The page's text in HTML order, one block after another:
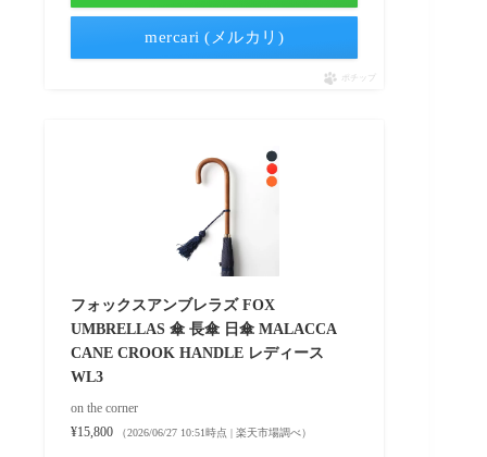
mercari (メルカリ)
ポチップ
フォックスアンブレラズ FOX
UMBRELLAS 傘 長傘 日傘 MALACCA
CANE CROOK HANDLE レディース
WL3
on the corner
¥15,800
（2026/06/27 10:51時点 | 楽天市場調べ）